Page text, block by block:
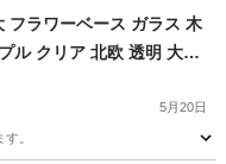
アプリ
フラワーベース ガラス 木
ル クリア 北欧 透明 大き
28cm 飾り (グリーン
5月20日
。